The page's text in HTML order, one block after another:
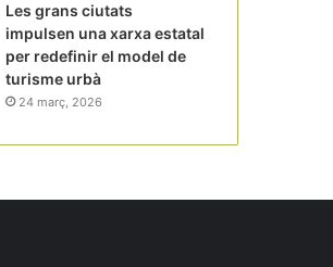
Les grans ciutats
impulsen una xarxa estatal
per redefinir el model de
turisme urbà
24 març, 2026